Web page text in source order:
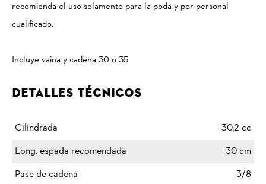
recomienda el uso solamente para la poda y por personal
cualificado.
Incluye vaina y cadena 30 o 35
Detalles Técnicos
Cilindrada
30.2 cc
Long. espada recomendada
30 cm
Pase de cadena
3/8